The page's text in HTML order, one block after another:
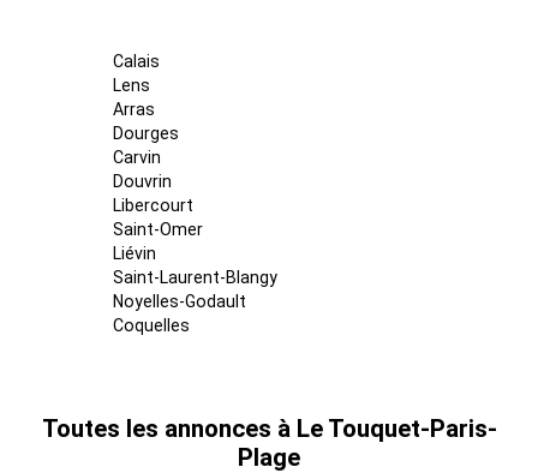
Calais
Lens
Arras
Dourges
Carvin
Douvrin
Libercourt
Saint-Omer
Liévin
Saint-Laurent-Blangy
Noyelles-Godault
Coquelles
Toutes les annonces à Le Touquet-Paris-
Plage